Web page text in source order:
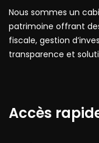
Nous sommes un
patrimoine offrant
fiscale, gestion
transparence et
Accès